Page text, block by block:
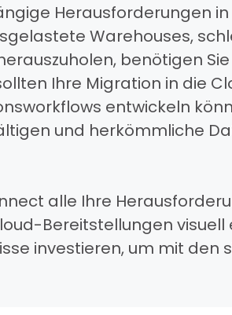
Herausforderungen
Warehouses,
benötigen
Ihre Migration in die
entwickeln
und herkömmliche
alle Ihre
Bereitstellungen visuell
investieren, um mit den